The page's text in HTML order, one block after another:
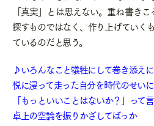
「真実」とは思えない。重ね書き
探すものではなく、作り上げていく
ているのだと思う。
♪いろんなこと犠牲にして巻き添え
悦に浸って走った自分を時代のせい
「もっといいことはないか？」って
卓上の空論を振りかざしてばっか